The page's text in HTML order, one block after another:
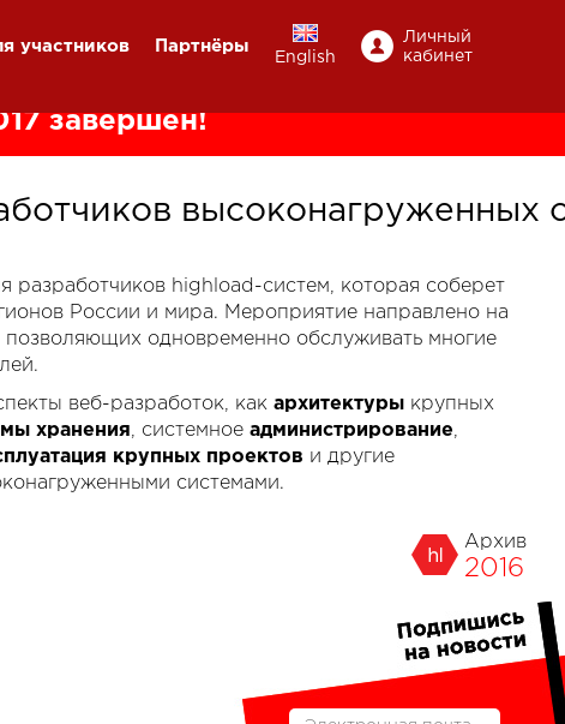
участников Партнёры
English
Личный
кабинет
завершён!
высоконагруженных
разработчиков highload-систем, которая соберет
России и мира. Мероприятие направлено на
позволяющих одновременно обслуживать многие
веб-разработок, как архитектуры крупных
хранения, системное администрирование,
крупных проектов и другие
системами.
Архив
2016